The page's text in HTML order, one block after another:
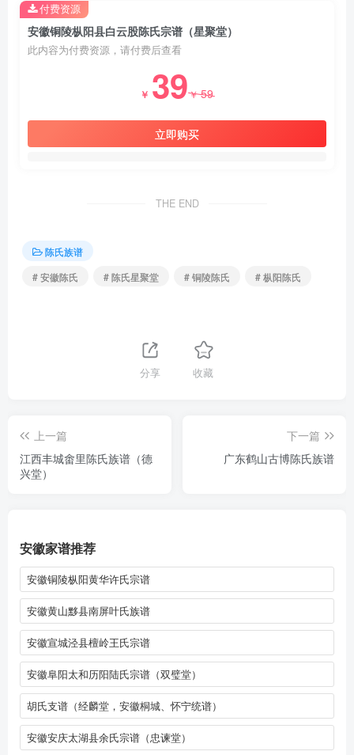
安徽铜陵枞阳县白云股陈氏宗谱（星聚堂）
此内容为付费资源，请付费后查看
￥ 39￥59
立即购买
付费资源
THE END
陈氏族谱
# 安徽陈氏
# 陈氏星聚堂 # 铜陵陈氏 # 枞阳陈氏
分享 收藏
上一篇
江西丰城畬里陈氏族谱（德
兴堂）
下一篇
广东鹤山古博陈氏族谱
安徽家谱推荐
安徽铜陵枞阳黄华许氏宗谱
安徽黄山黟县南屏叶氏族谱
安徽宣城泾县檀岭王氏宗谱
安徽阜阳太和历阳陆氏宗谱（双璧堂）
胡氏支谱（经麟堂，安徽桐城、怀宁统谱）
安徽安庆太湖县余氏宗谱（忠谏堂）